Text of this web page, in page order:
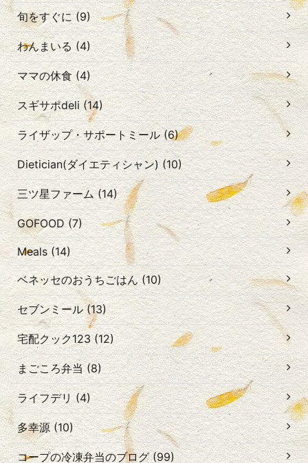
旬をすぐに (9)
わんまいる (4)
ママの休食 (4)
スギサポdeli (14)
ライザップ・サポートミール (6)
Dietician(ダイエティシャン) (10)
三ツ星ファーム (14)
GOFOOD (7)
Meals (14)
ベネッセのおうちごはん (10)
セブンミール (13)
宅配クック123 (12)
まごころ弁当 (8)
ライフデリ (4)
多幸源 (10)
コープの冷凍弁当のブログ (99)